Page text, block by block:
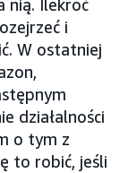
nią. Ilekroć
i
W ostatniej
działalności
o tym z
to robić, jeśli